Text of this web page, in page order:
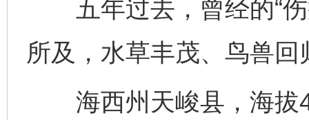
五年过去，曾经的“伤
所及，水草丰茂、鸟兽回
海西州天峻县，海拔